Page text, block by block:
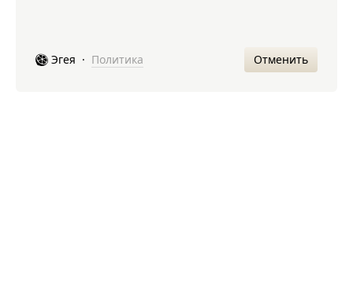
Эгея · Политика Отменить